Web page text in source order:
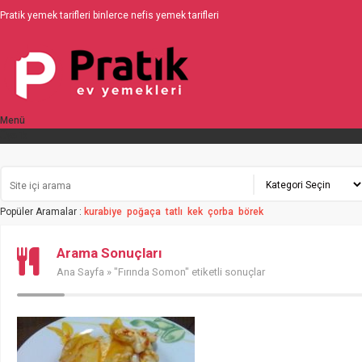
Pratik yemek tarifleri binlerce nefis yemek tarifleri
Menü
Popüler Aramalar : kurabiye poğaça tatlı kek çorba börek
Arama Sonuçları
Ana Sayfa » "Fırında Somon" etiketli sonuçlar